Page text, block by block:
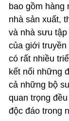
bao gồm
nhà sản xuất,
và nhà sưu
của giới truyền
có rất nhiều
kết nối những
cả những bộ
quan trọng
độc đáo trong